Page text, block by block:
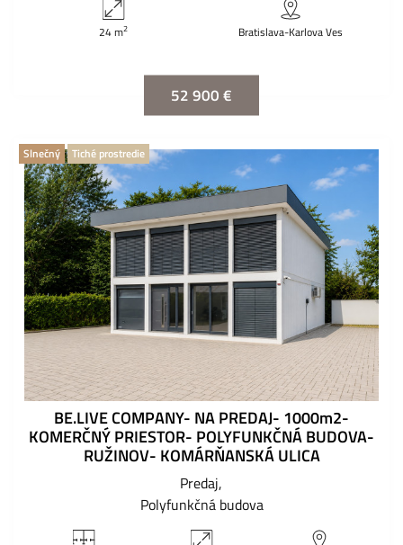
24 m2 Bratislava-Karlova Ves
52 900 €
Slnečný Tiché prostredie
BE.LIVE COMPANY- NA PREDAJ- 1000m2-
KOMERČNÝ PRIESTOR- POLYFUNKČNÁ BUDOVA-
RUŽINOV- KOMÁRŇANSKÁ ULICA
Predaj
Polyfunkčná budova